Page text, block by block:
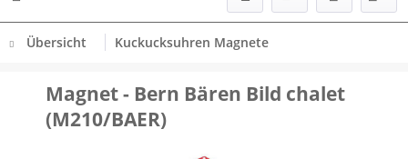
Übersicht Kuckucksuhren Magnete
Magnet - Bern Bären Bild chalet
(M210/BAER)